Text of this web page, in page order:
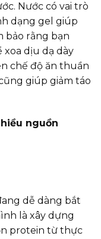
Nước có vai trò
dạng gel giúp
bảo rằng bạn
dịu dạ dày
chế độ ăn thuần
giúp giảm táo
nguồn
dễ dàng bắt
là xây dựng
protein từ thực